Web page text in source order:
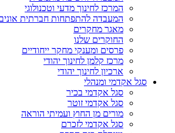
המרכז לחינוך מדעי וטכנולוגי
המעבדה להתפתחות חברתית
מאגר מחקרים
החוקרים שלנו
פרסים ומענקי מחקר ייחודיים
מרכז קלמן לחינוך יהודי
ארכיון לחינוך יהודי
סגל אקדמי ומנהלי
סגל אקדמי בכיר
סגל אקדמי זוטר
מורים מן החוץ ועמיתי הוראה
סגל אקדמי לזכרם